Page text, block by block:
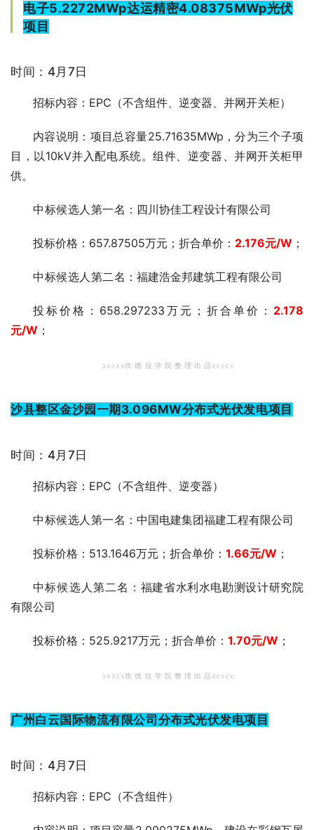
电子5.2272MWp达运精密4.08375MWp光伏
项目
时间：4月7日
招标内容：EPC（不含组件、逆变器、并网开关柜）
内容说明：项目总容量25.71635MWp，分为三个子项
目，以10kV并入配电系统。组件、逆变器、并网开关柜甲
供。
中标候选人第一名：四川协佳工程设计有限公司
投标价格：657.87505万元；折合单价： 2.176元/W ；
中标候选人第二名：福建浩金邦建筑工程有限公司
投标价格：658.297233万元；折合单价： 2.178
元/W ；
>>>>>坎 德 拉 学 院 整 理 出 品<<<<<
沙县整区金沙园一期3.096MW分布式光伏发电项目
时间：4月7日
招标内容：EPC（不含组件、逆变器）
中标候选人第一名：中国电建集团福建工程有限公司
投标价格：513.1646万元；折合单价： 1.66元/W ；
中标候选人第二名：福建省水利水电勘测设计研究院
有限公司
投标价格：525.9217万元；折合单价： 1.70元/W ；
>>>>>坎 德 拉 学 院 整 理 出 品<<<<<
广州白云国际物流有限公司分布式光伏发电项目
时间：4月7日
招标内容：EPC（不含组件）